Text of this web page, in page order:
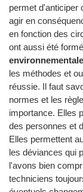
permet d'anticiper
agir en
en fonction des
ont aussi été
les méthodes et
réussie. Il faut
normes et les
importance. Elles
des personnes et
Elles permettent
les déviances qui
l'avons bien
techniciens